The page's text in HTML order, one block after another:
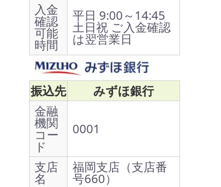
入金
確認
可能
時間
平日 9:00～14:45
土日祝 ご入金確認
は翌営業日
振込先
みずほ銀行
金融
機関
コー
ド
0001
支店
名
福岡支店（支店番
号660）